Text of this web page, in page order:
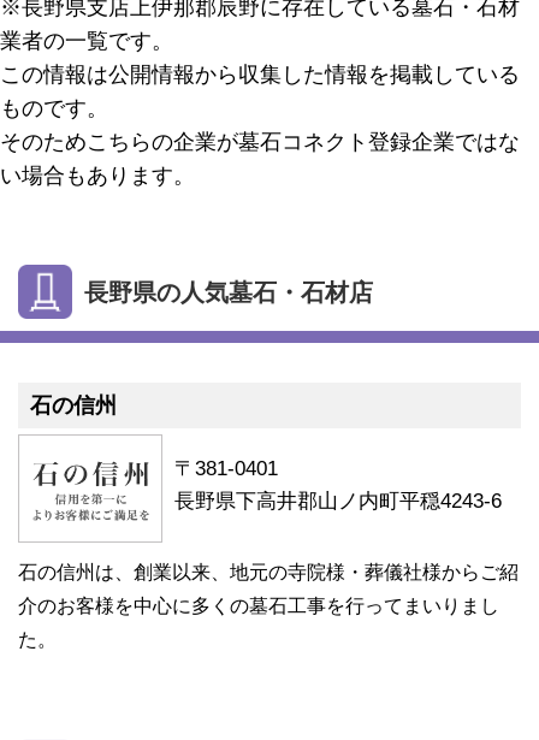
※長野県支店上伊那郡辰野に存在している墓石・石材
業者の一覧です。
この情報は公開情報から収集した情報を掲載している
ものです。
そのためこちらの企業が墓石コネクト登録企業ではな
い場合もあります。
長野県の人気墓石・石材店
石の信州
〒381-0401
長野県下高井郡山ノ内町平穏4243-6
石の信州は、創業以来、地元の寺院様・葬儀社様からご紹
介のお客様を中心に多くの墓石工事を行ってまいりまし
た。